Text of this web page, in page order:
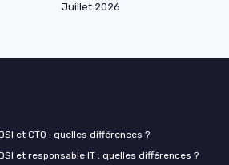
Juillet 2026
et CTO : quelles différences ?
et responsable IT : quelles différences ?